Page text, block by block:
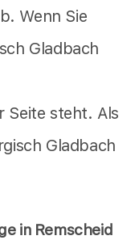
Wenn Sie
Gladbach
Seite steht. Als
Gladbach
in Remscheid